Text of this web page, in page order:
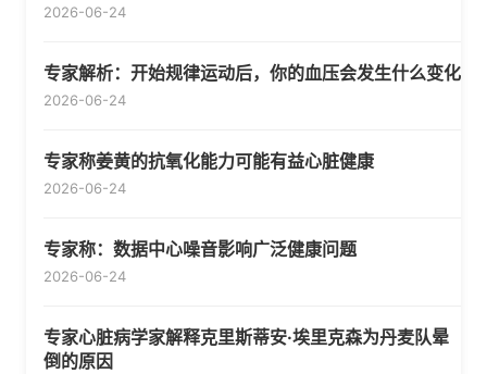
2026-06-24
专家解析：开始规律运动后，你的血压会发生什么变化
2026-06-24
专家称姜黄的抗氧化能力可能有益心脏健康
2026-06-24
专家称：数据中心噪音影响广泛健康问题
2026-06-24
专家心脏病学家解释克里斯蒂安·埃里克森为丹麦队晕
倒的原因